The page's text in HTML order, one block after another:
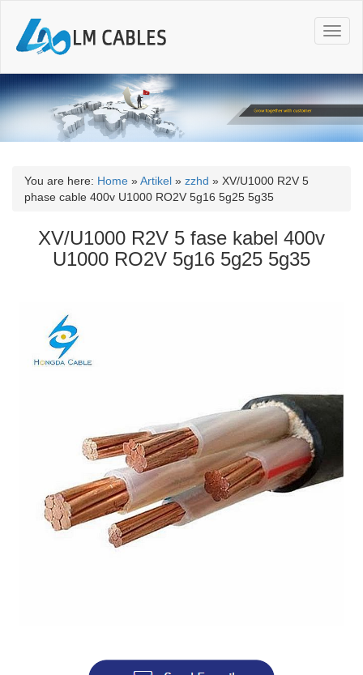
T
o
g
l
n
a
You are here: Home »Artikel » zzhd » XV/U1000 R2V 5
phase cable 400v U1000 RO2V 5g16 5g25 5g35
XV/U1000 R2V 5 fase kabel 400v
U1000 RO2V 5g16 5g25 5g35